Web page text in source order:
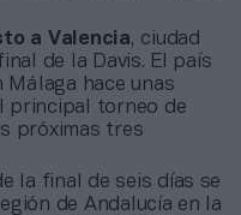
a Valencia, ciudad
de la Davis. El país
hace unas
principal torneo de
próximas tres
la final de seis días se
de Andalucía en la